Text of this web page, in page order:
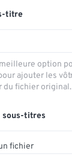
titre
option
ajouter les
du fichier original.
sous-titres
fichier